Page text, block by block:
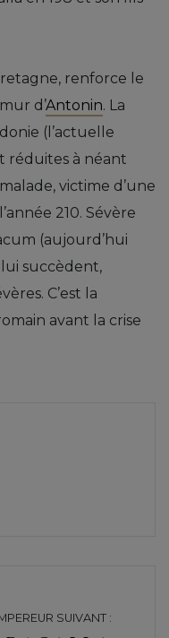
renforce le
d’Antonin. La
(l’actuelle
réduites à néant
victime d’une
210. Sévère
(aujourd’hui
succèdent,
C’est la
avant la crise
SUIVANT :